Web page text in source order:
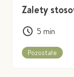
Zalety
5 min
Pozostałe